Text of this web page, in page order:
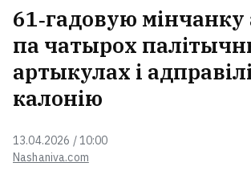
Nashaniva.com
13.04.2026 / 10:00
61‑гадовую мінчанку
па чатырох
артыкулах і
калонію
п'яным пабіўся з ахоўнікамі
мінскага метро
Мінскія ўлады паказалі, як
утылізуюць кінутыя машыны
«Беларусьфільм» распачаў